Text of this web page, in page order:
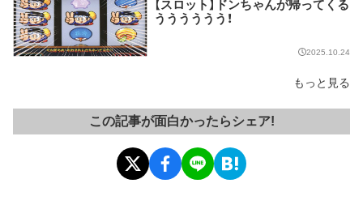
【スロット】ドンちゃんが帰ってくる
うううううう！
2025.10.24
もっと見る
この記事が面白かったらシェア!